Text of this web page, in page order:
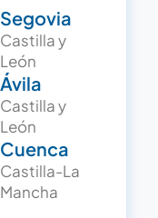
Segovia
Castilla y
León
Ávila
Castilla y
León
Cuenca
Castilla-La
Mancha